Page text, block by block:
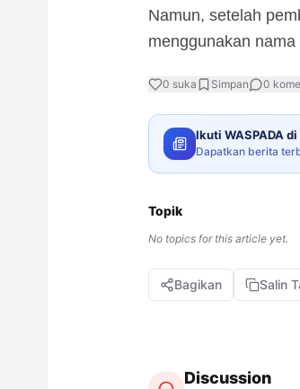
Namun, setelah
menggunakan nama
0 suka Simpan 0
Ikuti WASPADA
Dapatkan berita
Topik
No topics for this article yet.
Bagikan Salin
Discussion